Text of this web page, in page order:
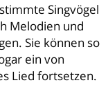
Singvögel
Melodien und
Sie können so
ein von
Lied fortsetzen.